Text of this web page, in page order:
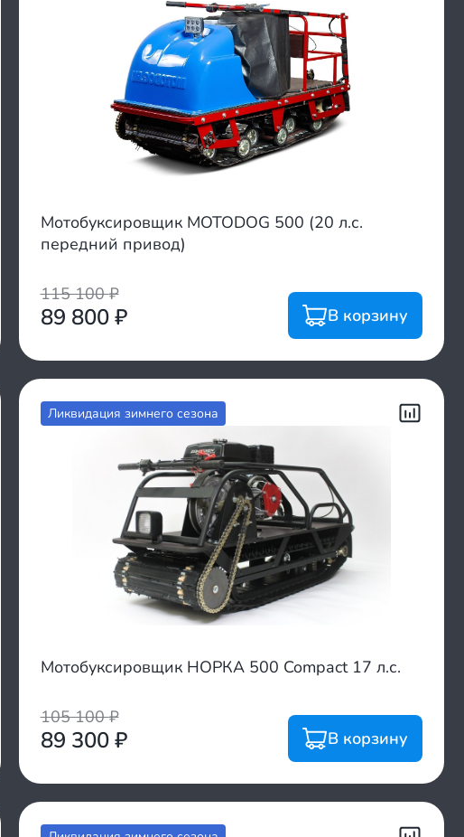
Мотобуксировщик MOTODOG 500 (20 л.с.
передний привод)
115 100₽
89 800₽ В корзину
Ликвидация зимнего сезона
Мотобуксировщик НОРКА 500 Compact 17 л.с.
105 100₽
89 300₽ В корзину